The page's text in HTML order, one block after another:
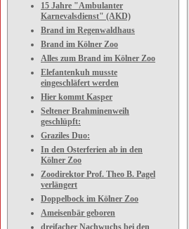
15 Jahre "Ambulanter
Karnevalsdienst" (AKD)
Brand im Regenwaldhaus
Brand im Kölner Zoo
Alles zum Brand im Kölner Zoo
Elefantenkuh musste
eingeschläfert werden
Hier kommt Kasper
Seltener Brahminenweih
geschlüpft:
Graziles Duo:
In den Osterferien ab in den
Kölner Zoo
Zoodirektor Prof. Theo B. Pagel
verlängert
Doppelbock im Kölner Zoo
Ameisenbär geboren
dreifacher Nachwuchs bei den